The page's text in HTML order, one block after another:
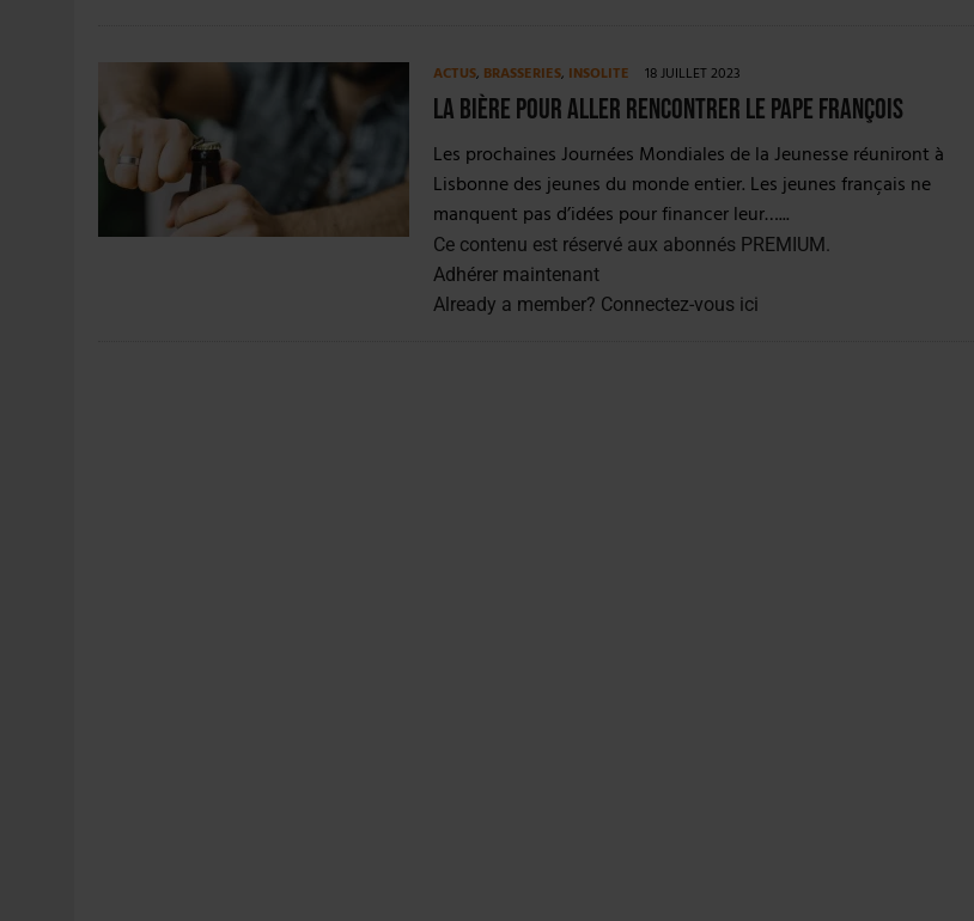
ACTUS, BRASSERIES, INSOLITE 18 JUILLET 2023
La bière pour aller rencontrer le pape François
Les prochaines Journées Mondiales de la Jeunesse réuniront à
Lisbonne des jeunes du monde entier. Les jeunes français ne
manquent pas d’idées pour financer leur…...
Ce contenu est réservé aux abonnés PREMIUM.
Adhérer maintenant
Already a member? Connectez-vous ici